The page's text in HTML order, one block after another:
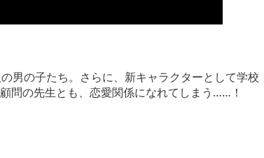
男の子たち。さらに、新キャラクターとして学校
問の先生とも、恋愛関係になれてしまう……！